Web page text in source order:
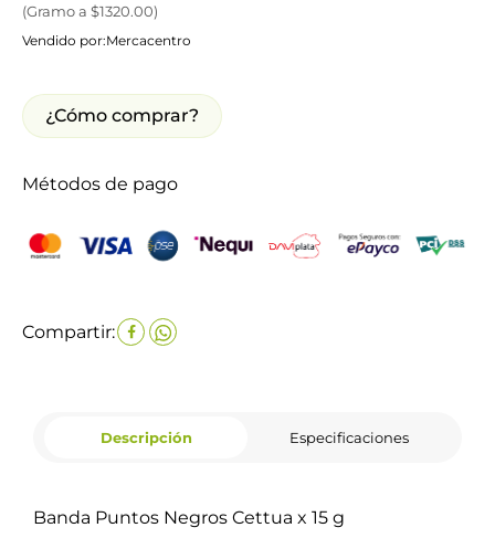
(Gramoa $1320.00)
Vendido por:Mercacentro
¿Cómo comprar?
Métodos de pago
Compartir:
Descripción Especificaciones
Banda Puntos Negros Cettua x 15 g